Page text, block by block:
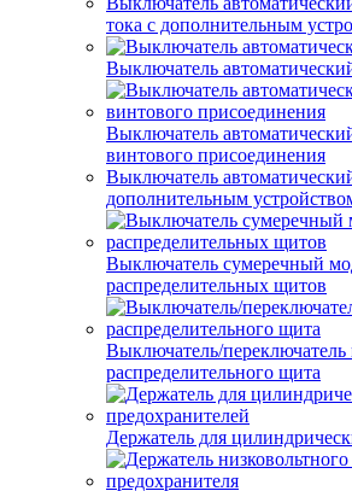
тока с дополнительным
Выключатель
Выключатель
винтового присоединения
Выключатель
дополнительным
Выключатель сумеречный
распределительных щитов
Выключатель/
распределительного щита
Держатель для